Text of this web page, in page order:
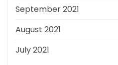
September 2021
August 2021
July 2021